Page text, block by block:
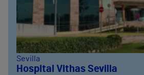
Sevilla
Hospital Vithas Sevilla